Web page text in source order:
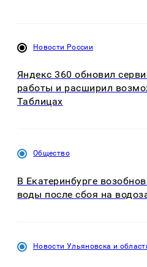
Новости России
Яндекс 360 обновил
работы и расширил
Таблицах
Общество
В Екатеринбурге
воды после сбоя на
Новости Ульяновска и